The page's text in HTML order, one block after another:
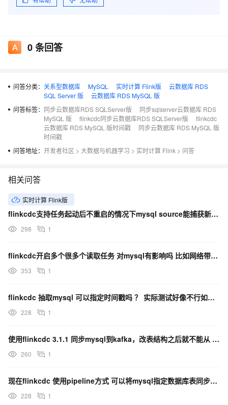
0条回答
问答分类： 关系型数据库 MySQL 实时计算 Flink版
云数据库 RDS
SQL Server 版
云数据库 RDS MySQL 版
问答标签： 同步云数据库RDS SQLServer版
同步sqlserver云数据库 RDS
MySQL 版
flinkcdc同步云数据库RDS SQLServer版
flinkcdc
云数据库 RDS MySQL 版时间戳
同步云数据库 RDS MySQL 版
时间戳
问答地址： 开发者社区 > 大数据与机器学习 > 实时计算 Flink > 问答
相关问答
实时计算 Flink版
flinkcdc支持任务起动后不重启的情况下mysql source能捕获新建表的binlog吗?
298 1
flinkcdc开启多个很多个读取任务 对mysql有影响吗 比如网络带宽之类的？
353 1
flinkcdc 抽取mysql 可以指定时间戳吗 ？ 实际测试好像不行如果可以给出正确配置吗 ？
228 1
使用flinkcdc 3.1.1 同步mysql到kafka，改表结构之后就不能从 特定位置起了吗？
260 1
现在flinkcdc 使用pipeline方式 可以将mysql指定数据库表同步到iceberg嘛？
228 1